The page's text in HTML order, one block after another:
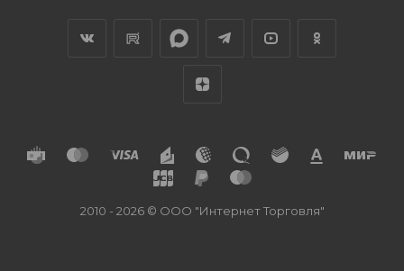
2010 - 2026 © ООО "Интернет Торговля"